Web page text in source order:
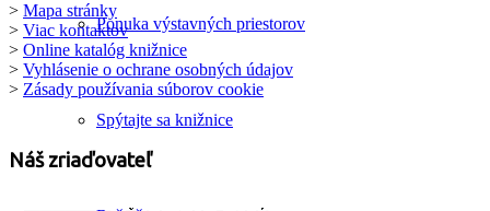
Ponuka výstavných priestorov
Spýtajte sa knižnice
> Mapa stránky
> Viac kontaktov
> Online katalóg knižnice
> Vyhlásenie o ochrane osobných údajov
> Zásady používania súborov cookie
Náš zriaďovateľ